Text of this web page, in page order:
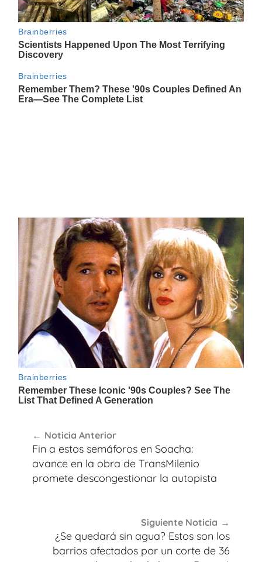
de
entradas
Noticia Anterior
Fin a estos semáforos en Soacha:
avance en la obra de TransMilenio
promete descongestionar la autopista
Siguiente Noticia
¿Se quedará sin agua? Estos son los
barrios afectados por un corte de 36